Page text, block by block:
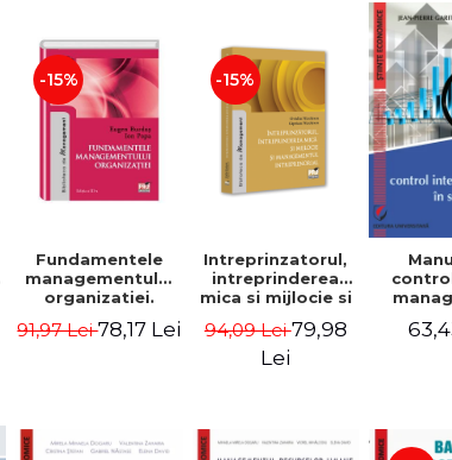
-15%
Fundamentele
managementului
organizatiei.
Eugen Burdus,
91,97 Lei78,17 Lei
-15%
Intreprinzatorul,
intreprinderea
mica si mijlocie si
intreprenorial -
Ovidiu Nicolescu,
94,09 Lei79,98
Lei